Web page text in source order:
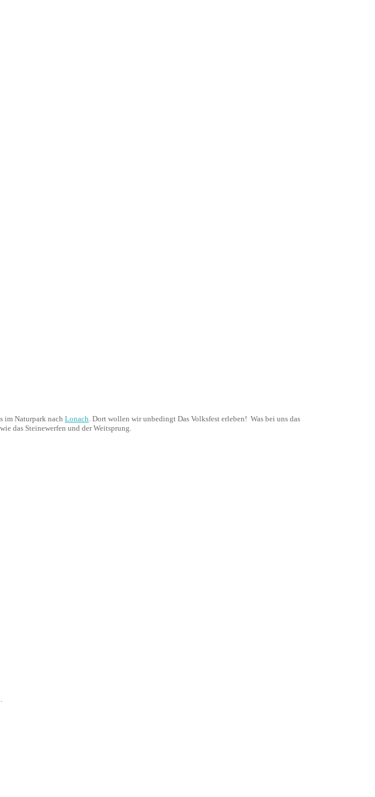
im Naturpark nach Lonach. Dort wollen wir unbedingt Das Volksfest erleben! Was bei uns das
das Steinewerfen und der Weitsprung.